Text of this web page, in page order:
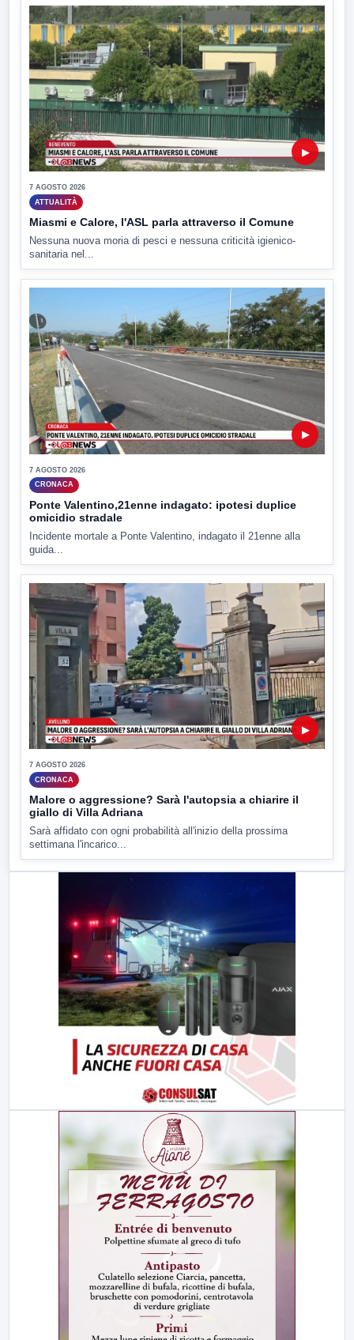
▶
7 AGOSTO 2026
ATTUALITÀ
Miasmi e Calore, l'ASL parla attraverso il Comune
Nessuna nuova moria di pesci e nessuna criticità igienico-
sanitaria nel...
▶
7 AGOSTO 2026
CRONACA
Ponte Valentino,21enne indagato: ipotesi duplice
omicidio stradale
Incidente mortale a Ponte Valentino, indagato il 21enne alla
guida...
▶
7 AGOSTO 2026
CRONACA
Malore o aggressione? Sarà l'autopsia a chiarire il
giallo di Villa Adriana
Sarà affidato con ogni probabilità all'inizio della prossima
settimana l'incarico...